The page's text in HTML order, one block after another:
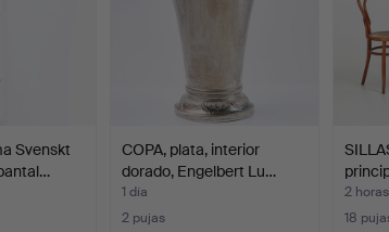
Svenskt
COPA, plata, interior
dorado, Engelbert Lu…
1 día
2 pujas
2
18